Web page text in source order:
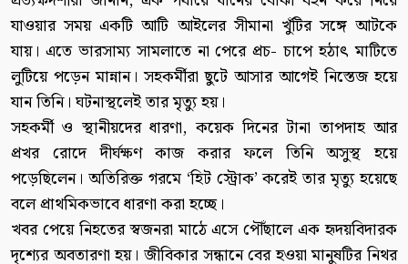
যাওয়ার সময় একটি আটি আইলের সীমানা খুঁটির সঙ্গে আটকে
যায়। এতে ভারসাম্য সামলাতে না পেরে প্রচ- চাপে হঠাৎ মাটিতে
লুটিয়ে পড়েন মান্নান। সহকর্মীরা ছুটে আসার আগেই নিস্তেজ হয়ে
যান তিনি। ঘটনাস্থলেই তার মৃত্যু হয়।
সহকর্মী ও স্থানীয়দের ধারণা, কয়েক দিনের টানা তাপদাহ আর
প্রখর রোদে দীর্ঘক্ষণ কাজ করার ফলে তিনি অসুস্থ হয়ে
পড়েছিলেন। অতিরিক্ত গরমে ‘হিট স্ট্রোক’ করেই তার মৃত্যু হয়েছে
বলে প্রাথমিকভাবে ধারণা করা হচ্ছে।
খবর পেয়ে নিহতের স্বজনরা মাঠে এসে পৌঁছালে এক হৃদয়বিদারক
দৃশ্যের অবতারণা হয়। জীবিকার সন্ধানে বের হওয়া মানুষটির নিথর